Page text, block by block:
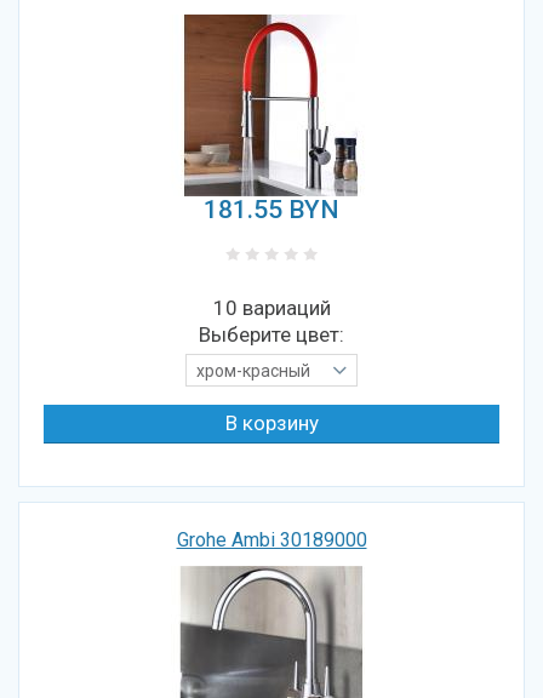
181.55 BYN
10 вариаций
Выберите цвет:
хром-красный
Grohe Ambi 30189000